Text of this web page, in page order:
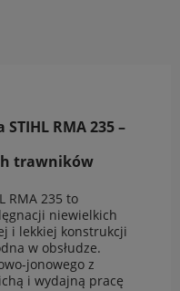
RMA 235 –
trawników
RMA 235 to
niewielkich
i lekkiej konstrukcji
w obsłudze.
jonowego z
i wydajną pracę